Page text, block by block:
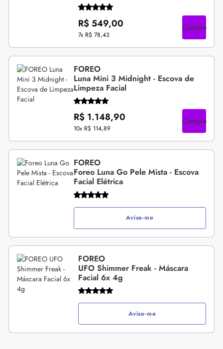
R$ 549,00
7x R$ 78,43
Compre
FOREO
Luna Mini 3 Midnight - Escova de
Limpeza Facial
R$ 1.148,90
10x R$ 114,89
Compre
FOREO
Foreo Luna Go Pele Mista - Escova
Facial Elétrica
Avise-me
FOREO
UFO Shimmer Freak - Máscara
Facial 6x 4g
Avise-me